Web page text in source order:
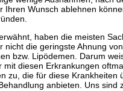
Ihren Wunsch ablehnen
haben die meisten
nicht die geringste Ahnung
bzw. Lipödemen. Darum
mit diesen Erkrankungen
zu, die für diese Krankheiten
anbieten. Uns sind